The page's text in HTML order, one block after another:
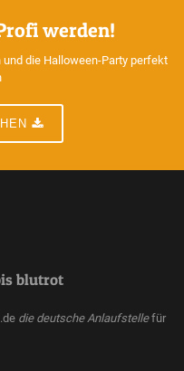
werden!
die Halloween-Party perfekt
blutrot
die deutsche Anlaufstellefür